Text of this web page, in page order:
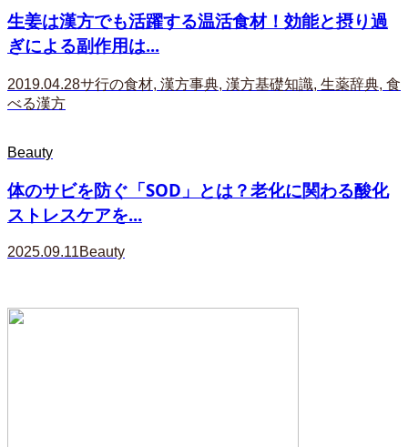
生姜は漢方でも活躍する温活食材！効能と摂り過
ぎによる副作用は...
2019.04.28サ行の食材, 漢方事典, 漢方基礎知識, 生薬辞典, 食
べる漢方
Beauty
体のサビを防ぐ「SOD」とは？老化に関わる酸化
ストレスケアを...
2025.09.11Beauty